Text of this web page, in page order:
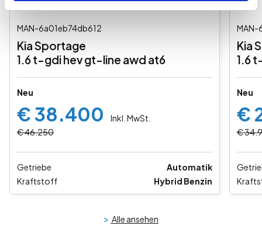
MAN-6a01eb74db612
Kia Sportage
1.6 t-gdi hev gt-line awd at6
Neu
€ 38.400
Inkl. MwSt.
€ 46.250
Getriebe
Automatik
Kraftstoff
Hybrid Benzin
Kia
1.6
Neu
€
€
> Alle ansehen